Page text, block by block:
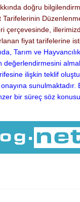
doğru
çerçevesinde,
fiyat tarifelerine
Tarım ve
ilişkin teklif
sunulmaktadır.
bir süreç söz